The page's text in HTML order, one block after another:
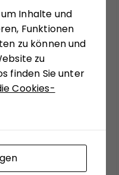
der Rechten,
Hans-Jürgen Arlt
faschistische
haben.
einer Einladung
zu verlassen, sich,
zu ungewohnten
Matthias
Buch-Tipp
eines
Konzepts
Inhalte und
Funktionen
zu können und
zu
finden Sie unter
Cookies-